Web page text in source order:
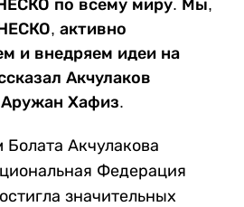
по всему миру. Мы,
активно
и внедряем идеи на
Акчулаков
Аружан Хафиз.
Акчулакова
Федерация
значительных